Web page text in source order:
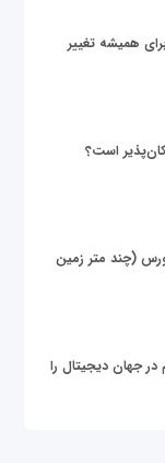
همیشه تغییر
است؟
در متاورس (چند متر زمین
جهان دیجیتال را